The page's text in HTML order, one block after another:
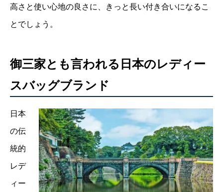
高さと使い心地の良さに、きっと長い付き合いになるこ
とでしょう。
御三家とも言われる日本のレディー
スバッグブランド
日本
の伝
統的
レデ
ィー